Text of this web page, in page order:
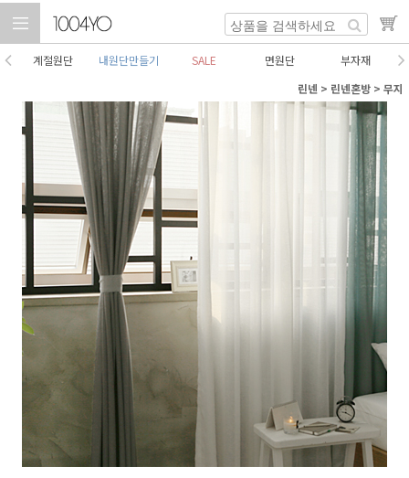
계절원단 내원단만들기 SALE 면원단
부자재
린넨 > 린넨혼방 > 무지